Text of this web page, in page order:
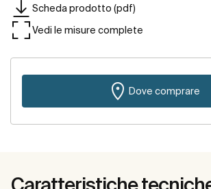
Scheda prodotto (pdf)
Vedi le misure complete
Dove comprare
Caratteristiche